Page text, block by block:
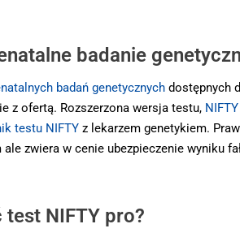
badanie
badań genetycznych dostępnych
z ofertą. Rozszerzona wersja testu,
testu NIFTY z lekarzem genetykiem.
zwiera w cenie ubezpieczenie wyniku
NIFTY pro?